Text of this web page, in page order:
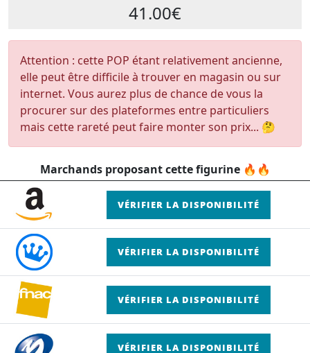
41.00€
Attention : cette POP étant relativement ancienne,
elle peut être difficile à trouver en magasin ou sur
internet. Vous aurez plus de chance de vous la
procurer sur des plateformes entre particuliers
mais cette rareté peut faire monter son prix... 🤔
Marchands proposant cette figurine 🔥🔥
VÉRIFIER LA DISPONIBILITÉ
VÉRIFIER LA DISPONIBILITÉ
VÉRIFIER LA DISPONIBILITÉ
VÉRIFIER LA DISPONIBILITÉ